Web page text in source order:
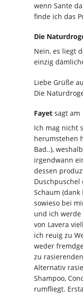
wenn Sante
finde ich das
Die
Nein, es liegt
einzig
Liebe Grüße
Die
Fayet sagt am
Ich mag nicht
herumstehen
Bad..),
irgendwann
dessen
Duschpuschel
Schaum
sowieso bei
und ich
von Lavera
ich reuig zu
weder
zu
Alternativ
Shampoo,
rumfliegt.